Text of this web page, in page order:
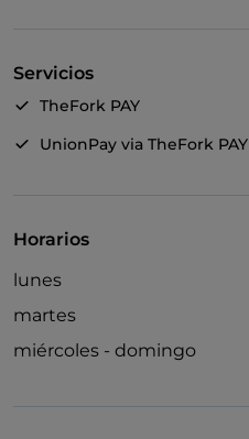
Servicios
TheFork PAY
UnionPay via TheFork PAY
Horarios
lunes
martes
miércoles - domingo